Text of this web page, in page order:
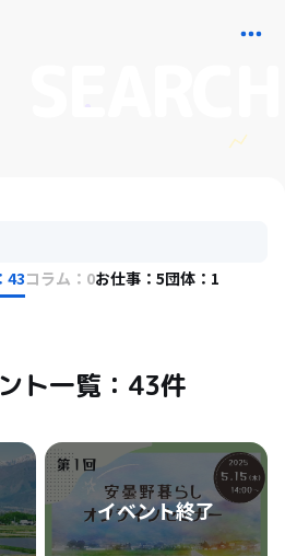
43コラム：0お仕事：5団体：1
ト一覧：43件